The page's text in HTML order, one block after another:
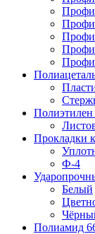
Прокладки
Ф-4
Белый
Полиамид